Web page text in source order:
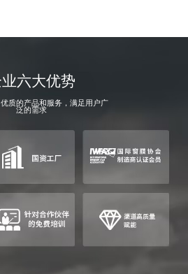
六大优势
质的产品和服务，满足用户广
泛的需求